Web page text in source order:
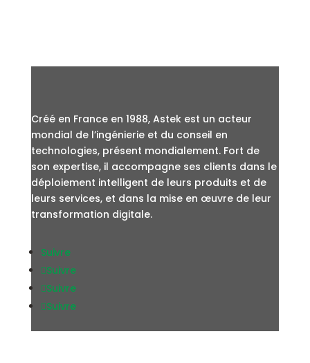
Créé en France en 1988, Astek est un acteur
mondial de l’ingénierie et du conseil en
technologies, présent mondialement. Fort de
son expertise, il accompagne ses clients dans le
déploiement intelligent de leurs produits et de
leurs services, et dans la mise en œuvre de leur
transformation digitale.
Suivre
Suivre
Suivre
Suivre